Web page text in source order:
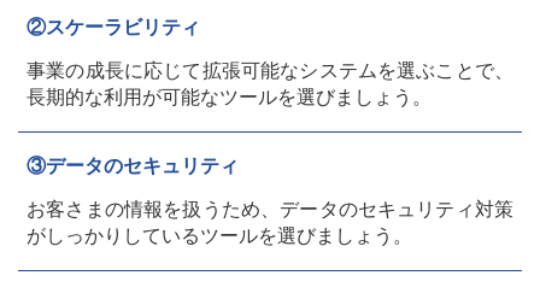
②スケーラビリティ
事業の成長に応じて拡張可能なシステムを選ぶことで、
長期的な利用が可能なツールを選びましょう。
③データのセキュリティ
お客さまの情報を扱うため、データのセキュリティ対策
がしっかりしているツールを選びましょう。